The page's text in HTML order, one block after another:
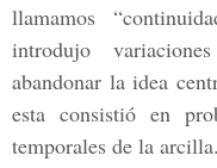
llamamos
introdujo
abandonar la idea
esta consistió en
temporales de la arcilla.